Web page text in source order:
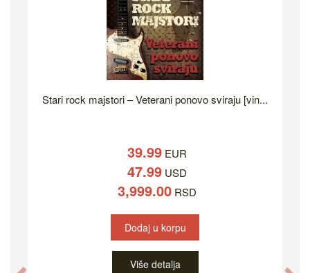
Stari rock majstori – Veterani ponovo sviraju [vin...
39.99EUR
47.99USD
3,999.00RSD
Dodaj u korpu
Više detalja